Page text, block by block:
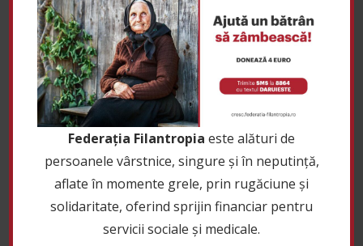
Proiectul „SĂNĂTATE LA UN CLICK
DISTANȚĂ!” se extinde și în județul
Bacău
Federația Filantropia|Știri
22 iunie 2020
Federația Filantropia este alături de
persoanele vârstnice, singure și în neputință,
aflate în momente grele, prin rugăciune și
solidaritate, oferind sprijin financiar pentru
servicii sociale și medicale.